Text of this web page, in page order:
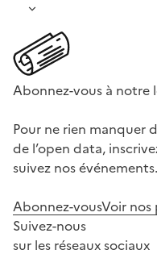
Abonnez-vous à
Pour ne rien manquer
de l’open data,
suivez nos événements.
Abonnez-vousVoir nos
Suivez-nous
sur les réseaux sociaux